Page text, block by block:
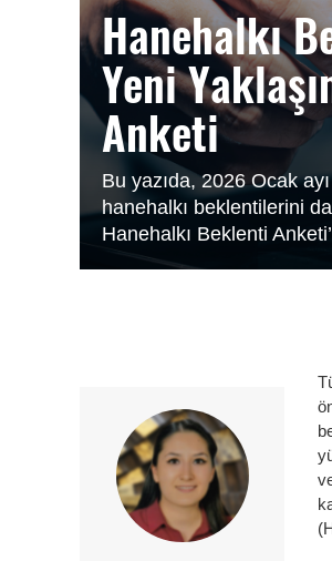
Hanehalkı
Yeni
Anketi
Bu yazıda, 2026 Ocak
hanehalkı beklentilerini
Hanehalkı Beklenti